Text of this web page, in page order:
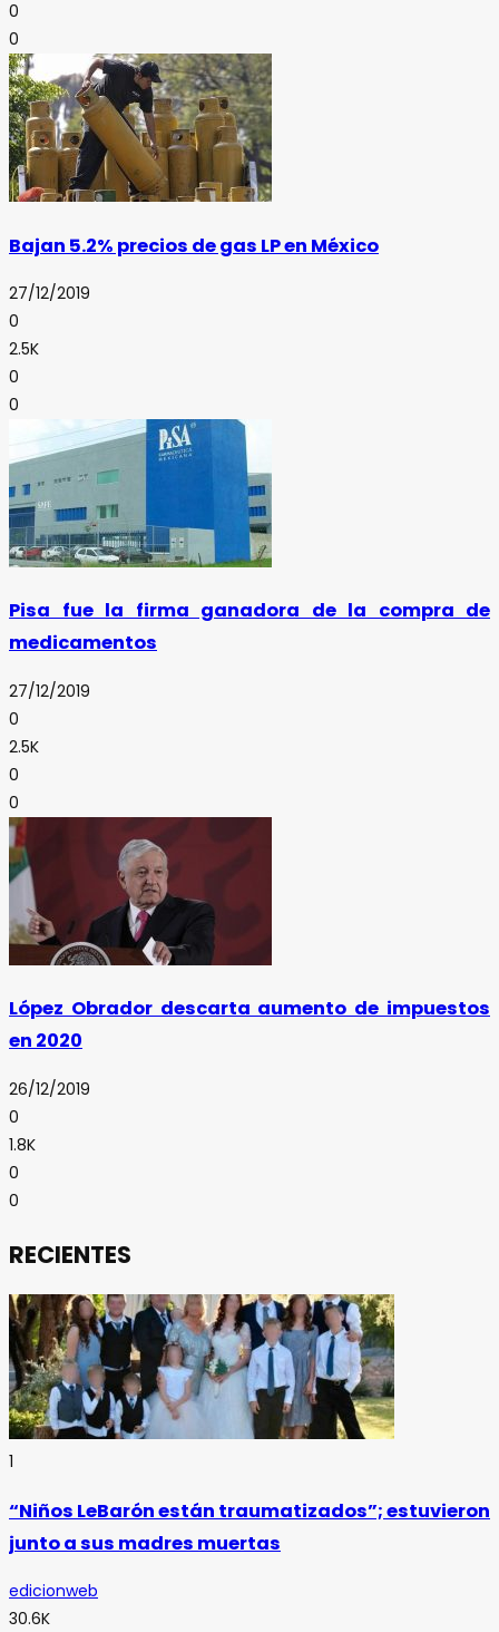
0
0
Bajan 5.2% precios de gas LP en México
27/12/2019
0
2.5K
0
0
Pisa fue la firma ganadora de la compra de
medicamentos
27/12/2019
0
2.5K
0
0
López Obrador descarta aumento de impuestos
en 2020
26/12/2019
0
1.8K
0
0
RECIENTES
1
“Niños LeBarón están traumatizados”; estuvieron
junto a sus madres muertas
edicionweb
30.6K